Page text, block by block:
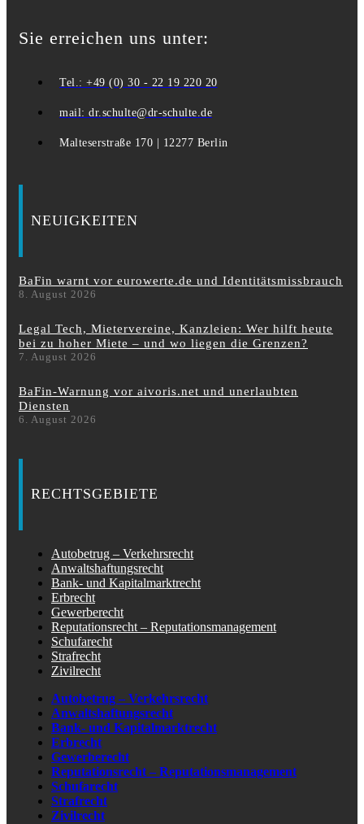
Sie erreichen uns unter:
Tel.: +49 (0) 30 - 22 19 220 20
mail: dr.schulte@dr-schulte.de
Malteserstraße 170 | 12277 Berlin
NEUIGKEITEN
BaFin warnt vor eurowerte.de und Identitätsmissbrauch
8. August 2026
Legal Tech, Mietervereine, Kanzleien: Wer hilft heute
bei zu hoher Miete – und wo liegen die Grenzen?
7. August 2026
BaFin-Warnung vor aivoris.net und unerlaubten
Diensten
6. August 2026
RECHTSGEBIETE
Autobetrug – Verkehrsrecht
Anwaltshaftungsrecht
Bank- und Kapitalmarktrecht
Erbrecht
Gewerberecht
Reputationsrecht – Reputationsmanagement
Schufarecht
Strafrecht
Zivilrecht
Autobetrug – Verkehrsrecht
Anwaltshaftungsrecht
Bank- und Kapitalmarktrecht
Erbrecht
Gewerberecht
Reputationsrecht – Reputationsmanagement
Schufarecht
Strafrecht
Zivilrecht